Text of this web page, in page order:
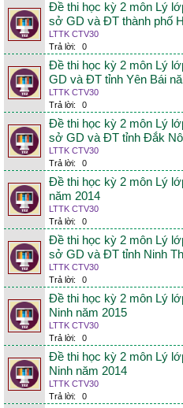
Đề thi học kỳ 2 môn Lý
sở GD và ĐT thành phố
LTTK CTV30
Trả lời:
0
Đề thi học kỳ 2 môn Lý
GD và ĐT tỉnh Yên Bái
LTTK CTV30
Trả lời:
0
Đề thi học kỳ 2 môn Lý
sở GD và ĐT tỉnh Đắk
LTTK CTV30
Trả lời:
0
Đề thi học kỳ 2 môn Lý
năm 2014
LTTK CTV30
Trả lời:
0
Đề thi học kỳ 2 môn Lý
sở GD và ĐT tỉnh Ninh
LTTK CTV30
Trả lời:
0
Đề thi học kỳ 2 môn Lý
Ninh năm 2015
LTTK CTV30
Trả lời:
0
Đề thi học kỳ 2 môn Lý
Ninh năm 2014
LTTK CTV30
Trả lời:
0